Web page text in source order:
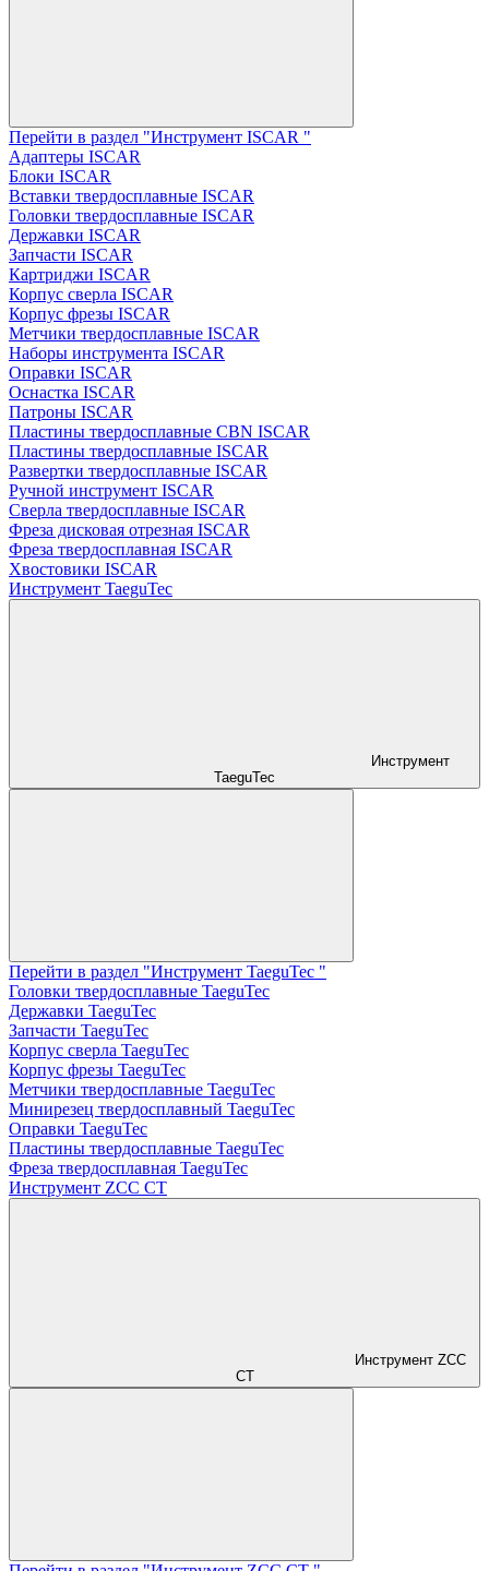
Перейти в раздел "Инструмент ISCAR "
Адаптеры ISCAR
Блоки ISCAR
Вставки твердосплавные ISCAR
Головки твердосплавные ISCAR
Державки ISCAR
Запчасти ISCAR
Картриджи ISCAR
Корпус сверла ISCAR
Корпус фрезы ISCAR
Метчики твердосплавные ISCAR
Наборы инструмента ISCAR
Оправки ISCAR
Оснастка ISCAR
Патроны ISCAR
Пластины твердосплавные CBN ISCAR
Пластины твердосплавные ISCAR
Развертки твердосплавные ISCAR
Ручной инструмент ISCAR
Сверла твердосплавные ISCAR
Фреза дисковая отрезная ISCAR
Фреза твердосплавная ISCAR
Хвостовики ISCAR
Инструмент TaeguTec
Инструмент
TaeguTec
Перейти в раздел "Инструмент TaeguTec "
Головки твердосплавные TaeguTec
Державки TaeguTec
Запчасти TaeguTec
Корпус сверла TaeguTec
Корпус фрезы TaeguTec
Метчики твердосплавные TaeguTec
Минирезец твердосплавный TaeguTec
Оправки TaeguTec
Пластины твердосплавные TaeguTec
Фреза твердосплавная TaeguTec
Инструмент ZCС CT
Инструмент ZCС
CT